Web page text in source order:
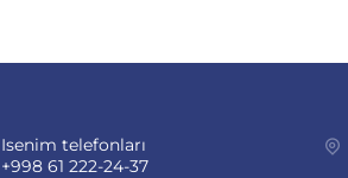
Isenim telefonları
+998 61 222-24-37